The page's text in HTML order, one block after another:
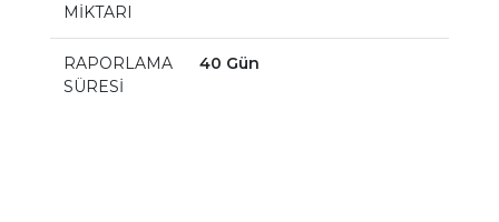
MİKTARI
RAPORLAMA
SÜRESİ
40 Gün